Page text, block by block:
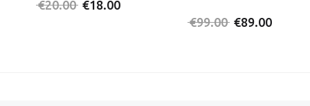
€20.00 Original
€18.00
€99.00 Original
€89.00